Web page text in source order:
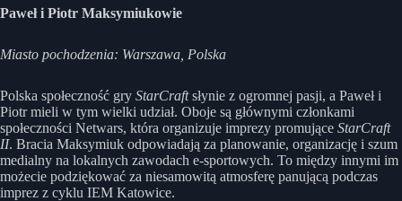
Pawełi Piotr Maksymiukowie
Miasto pochodzenia: Warszawa, Polska
Polska społeczność gry StarCraftsłynie z ogromnej pasji, a Paweł i
Piotr mieli w tym wielki udział. Oboje są głównymi członkami
społeczności Netwars, która organizuje imprezy promujące StarCraft
II. Bracia Maksymiuk odpowiadają za planowanie, organizację i szum
medialny na lokalnych zawodach e-sportowych. To między innymi im
możecie podziękować za niesamowitą atmosferę panującą podczas
imprez z cyklu IEM Katowice.